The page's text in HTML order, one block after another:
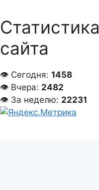
Статистика
сайта
👁 Сегодня: 1458
👁 Вчера: 2482
👁 За неделю: 22231